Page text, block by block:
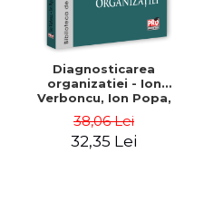
Diagnosticarea
organizatiei - Ion
Verboncu, Ion Popa,
38,06 Lei
32,35 Lei